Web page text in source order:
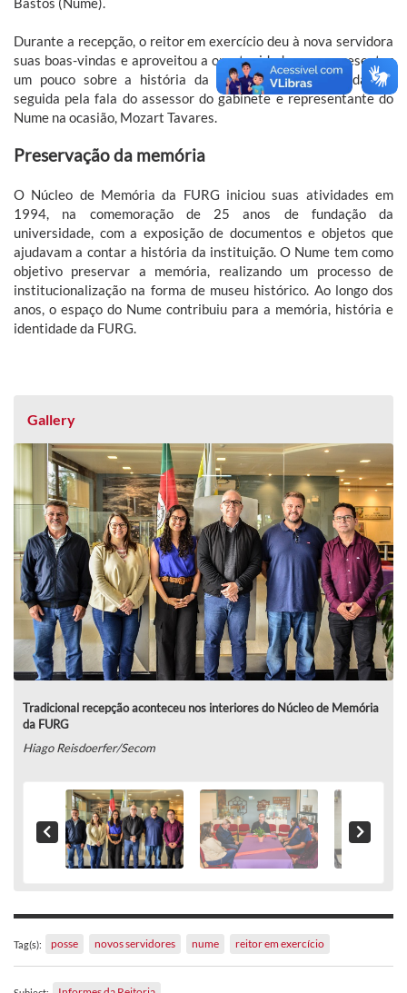
Durante a recepção, o reitor em exercício deu à nova servidora
suas boas-vindas e aproveitou a oportunidade para apresentar
um pouco sobre a história da instituição; aprofundada em
seguida pela fala do assessor do gabinete e representante do
Nume na ocasião, Mozart Tavares.
Preservação da memória
O Núcleo de Memória da FURG iniciou suas atividades em
1994, na comemoração de 25 anos de fundação da
universidade, com a exposição de documentos e objetos que
ajudavam a contar a história da instituição. O Nume tem como
objetivo preservar a memória, realizando um processo de
institucionalização na forma de museu histórico. Ao longo dos
anos, o espaço do Nume contribuiu para a memória, história e
identidade da FURG.
Gallery
Tradicional recepção aconteceu nos interiores do Núcleo de Memória
da FURG
Hiago Reisdoerfer/Secom
Tag(s): posse novos servidores nume reitor em exercício